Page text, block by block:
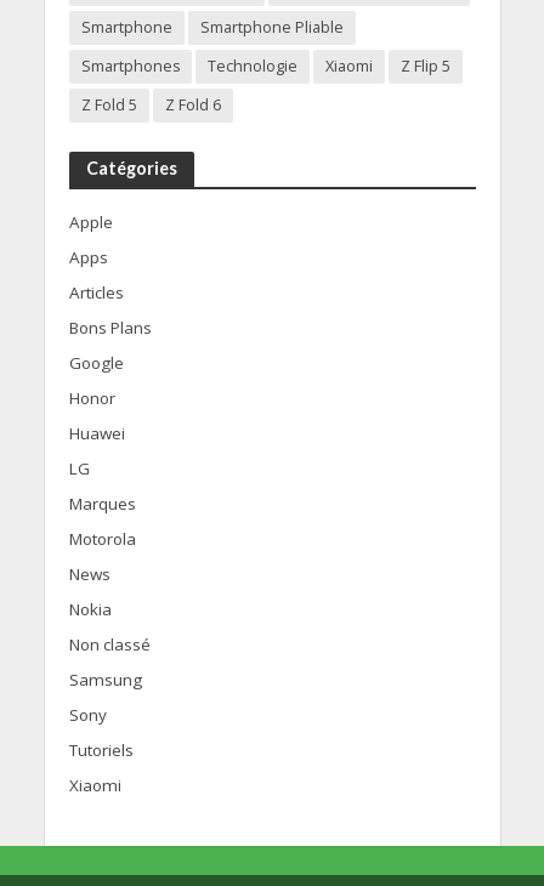
Smartphone
Smartphone Pliable
Smartphones
Technologie Xiaomi
Z Flip 5
Z Fold 5
Z Fold 6
Catégories
Apple
Apps
Articles
Bons Plans
Google
Honor
Huawei
LG
Marques
Motorola
News
Nokia
Non classé
Samsung
Sony
Tutoriels
Xiaomi